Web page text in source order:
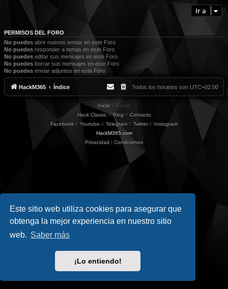
Este sitio web utiliza cookies para asegurar que
obtenga la mejor experiencia en nuestro sitio
web. Saber más
¡Lo entiendo!
Ir a
PERMISOS DEL FORO
No puedes abrir nuevos temas en este Foro
No puedes responder a temas en este Foro
No puedes editar sus mensajes en este Foro
No puedes borrar sus mensajes en este Foro
No puedes enviar adjuntos en este Foro
HackM365 Índice Todos los horarios son UTC+02:00
Inicio || Social
Hack Classic//Blog // Contacto
Facebook // Youtube // Telegram // Twitter// Instagram
HackM365.com
Privacidad | Condiciones